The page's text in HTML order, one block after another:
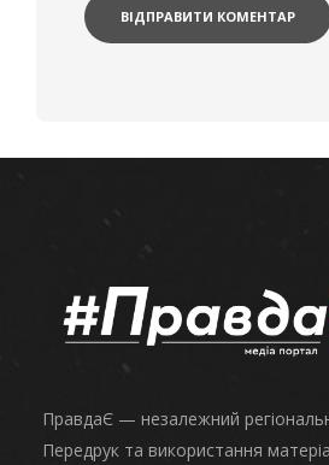
ПравдаЄ — незалежний
Передрук та використання